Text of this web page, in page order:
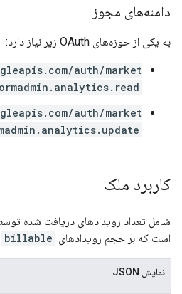
دامنه‌های مجوز
به یکی از حوزه‌های OAuth زیر نیاز دارد:
auth/market
auth/market
کاربرد ملک
شامل تعداد رویدادهای دریافت شده
است که بر حجم رویدادهای billable
نمایش JSON